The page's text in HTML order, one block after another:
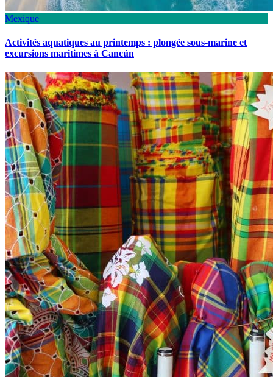
Mexique
Activités aquatiques au printemps : plongée sous-marine et
excursions maritimes à Cancún